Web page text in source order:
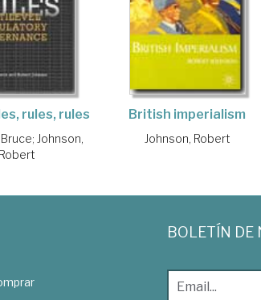
rules, rules
; Johnson,
Robert
British imperialism
Johnson, Robert
BOLETÍN DE